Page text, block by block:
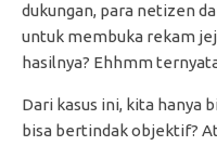
dukungan, para netizen
untuk membuka rekam
hasilnya? Ehhmm
Dari kasus ini, kita hanya
bisa bertindak objektif?